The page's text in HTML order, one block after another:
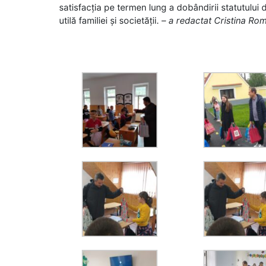
satisfacția pe termen lung a dobândirii statutului
utilă familiei și societății. – a redactat Cristina